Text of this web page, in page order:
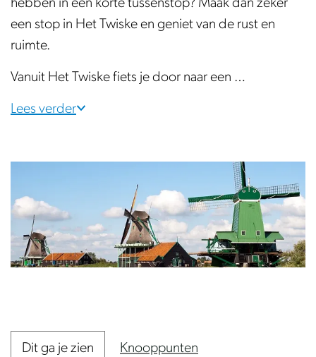
een stop in Het Twiske en geniet van de rust en
ruimte.
Vanuit Het Twiske fiets je door naar een …
Lees verder
e
Dit ga je zien Knooppunten